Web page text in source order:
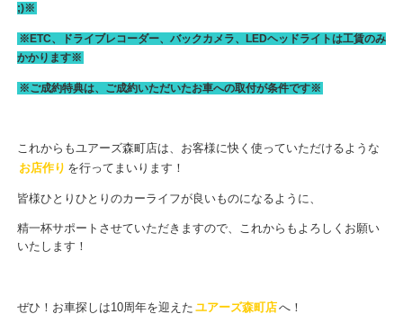
;)※
※ETC、ドライブレコーダー、バックカメラ、LEDヘッドライトは工賃のみ
かかります※
※ご成約特典は、ご成約いただいたお車への取付が条件です※
これからもユアーズ森町店は、お客様に快く使っていただけるような
お店作り を行ってまいります！
皆様ひとりひとりのカーライフが良いものになるように、
精一杯サポートさせていただきますので、これからもよろしくお願い
いたします！
ぜひ！お車探しは10周年を迎えた ユアーズ森町店へ！